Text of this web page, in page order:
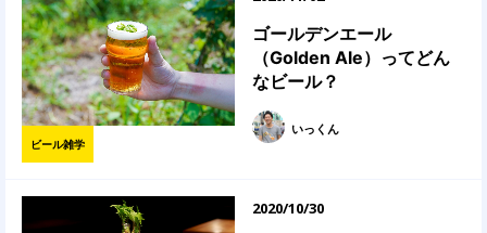
ビール雑学
ゴールデンエール
（Golden Ale）ってどん
なビール？
いっくん
2020/10/30